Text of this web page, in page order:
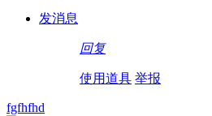
发消息
回复
使用道具 举报
fgfhfhd